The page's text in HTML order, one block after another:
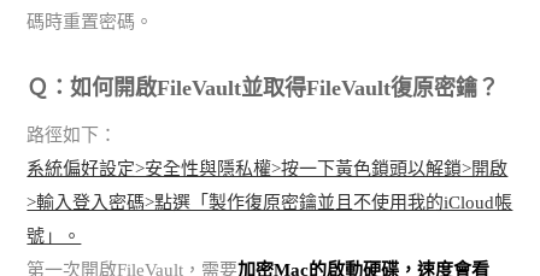
碼時重置密碼。
Ｑ：如何開啟FileVault並取得FileVault復原密鑰？
路徑如下：
系統偏好設定>安全性與隱私權>按一下黃色鎖頭以解鎖>開啟
>輸入登入密碼>點選「製作復原密鑰並且不使用我的iCloud帳
號」。
第一次開啟FileVault，需要加密Mac的啟動硬碟，速度會看